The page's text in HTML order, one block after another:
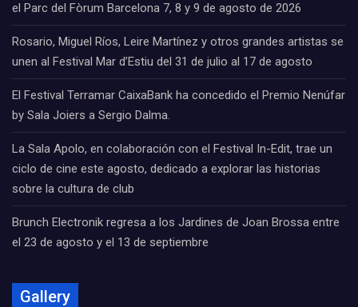
el Parc del Fòrum Barcelona 7, 8 y 9 de agosto de 2026
Rosario, Miguel Ríos, Leire Martínez y otros grandes artistas se
unen al Festival Mar d’Estiu del 31 de julio al 17 de agosto
El Festival Terramar CaixaBank ha concedido el Premio Nenúfar
by Sala Joiers a Sergio Dalma.
La Sala Apolo, en colaboración con el Festival In-Edit, trae un
ciclo de cine este agosto, dedicado a explorar las historias
sobre la cultura de club
Brunch Electronik regresa a los Jardines de Joan Brossa entre
el 23 de agosto y el 13 de septiembre
Gallery